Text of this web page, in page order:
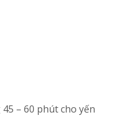
– 60 phút cho yến